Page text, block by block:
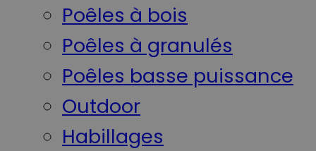
Poêles à bois
Poêles à granulés
Poêles basse puissance
Outdoor
Habillages